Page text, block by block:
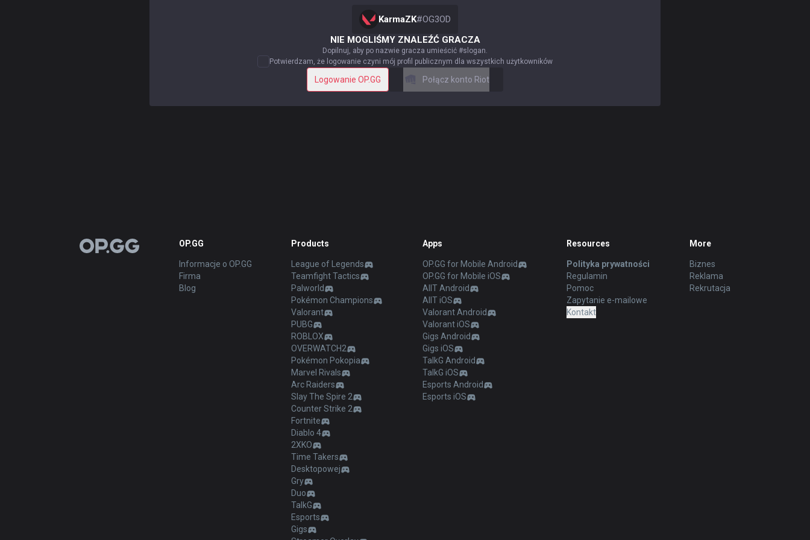
KarmaZK#OG3OD
NIE MOGLIŚMY ZNALEŹĆ GRACZA
Dopilnuj, aby po nazwie gracza umieścić #slogan.
Potwierdzam, że logowanie czyni mój profil publicznym dla wszystkich użytkowników
Logowanie OP.GG Połącz konto Riot
OP.GG OP.GG
Informacje o OP.GG
Firma
Blog
Products
League of Legends
Teamfight Tactics
Palworld
Pokémon Champions
Valorant
PUBG
ROBLOX
OVERWATCH2
Pokémon Pokopia
Marvel Rivals
Arc Raiders
Slay The Spire 2
Counter Strike 2
Fortnite
Diablo 4
2XKO
Time Takers
Desktopowej
Gry
Duo
TalkG
Esports
Gigs
Apps
OP.GG for Mobile Android
OP.GG for Mobile iOS
AllT Android
AllT iOS
Valorant Android
Valorant iOS
Gigs Android
Gigs iOS
TalkG Android
TalkG iOS
Esports Android
Esports iOS
Resources
Polityka prywatności
Regulamin
Pomoc
Zapytanie e-mailowe
Kontakt
More
Biznes
Reklama
Rekrutacja